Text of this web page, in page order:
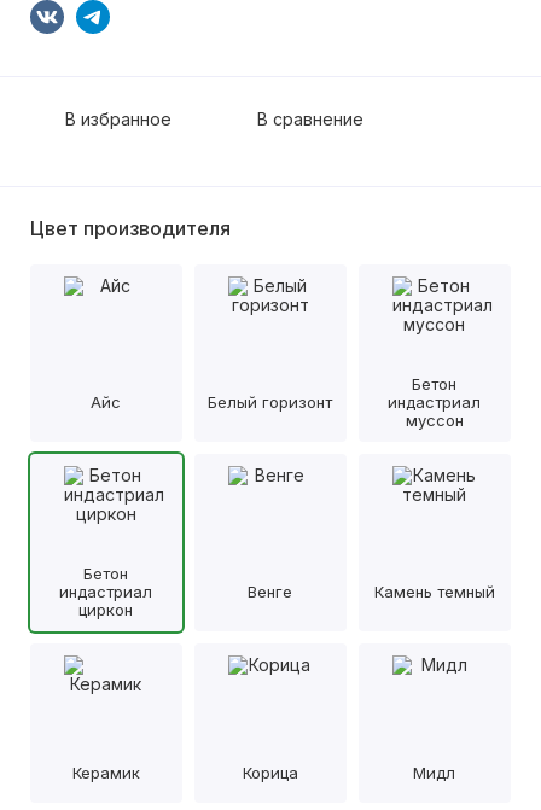
В избранное В сравнение
Цвет производителя
Айс Белый горизонт
Бетон
индастриал
муссон
Бетон
индастриал
циркон
Венге Камень темный
Керамик Корица Мидл